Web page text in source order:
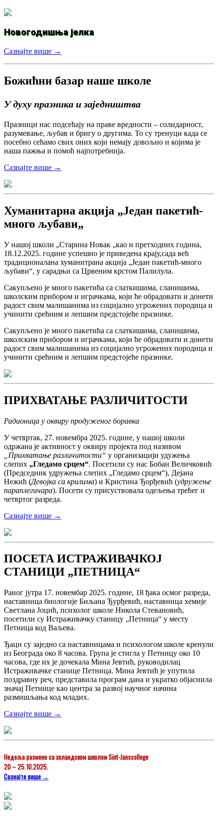
Новогодишња јелка
Сазнајте више →
Божићни базар наше школе
У духу празника и заједништва
Празници нас подсећају на праве вредности – солидарност,
разумевање, љубав и бригу о другима. То су тренуци када се
посебно сећамо свих оних који немају довољно и којима је
наша пажња и помоћ најпотребнија.
Сазнајте више →
Хуманитарна акција „Један пакетић-
много љубави„
У нашој школи „Старина Новак „као и претходних година,
18.12.2025. године успешно је приведена крају,сада већ
традиционалана хуманитрана акција „Један пакетић-много
љубави“, у сарадњи са Црвеним крстом Палилула.
Сакупљено је много пакетића са слаткишима, сланишима,
школским прибором и играчкама, који ће обрадовати и донети
радост свим малишанима из социјално угрожених породица и
учинити срећним и лепшим предстојеће празнике.
Сакупљено је много пакетића са слаткишима, сланишима,
школским прибором и играчкама, који ће обрадовати и донети
радост свим малишанима из социјално угрожених породица и
учинити срећним и лепшим предстојеће празнике.
ПРИХВАТАЊЕ РАЗЛИЧИТОСТИ
Радионица у оквиру продуженог боравка
У четвртак, 27. новембра 2025. године, у нашој школи
одржана је активност у оквиру пројекта под називом
„Прихватање различитости“ у организацији удужења
слепих „Гледамо срцем“. Посетили су нас Бобан Величковић
(Председник удружења слепих „Гледамо срцем“), Дејана
Нежић (Девојка са крилима) и Кристина Ђорђевић (удружење
параплегичара). Посети су присуствовала одељења трећег и
четвртог разреда.
Сазнајте више →
ПОСЕТА ИСТРАЖИВАЧКОЈ
СТАНИЦИ „ПЕТНИЦА“
Раног јутра 17. новембар 2025. године, 18 ђака осмог разреда,
наставница биологије Биљана Ђурђевић, наставница хемије
Светлана Јоцић, психолог школе Никола Стевановић,
посетили су Истраживачку станицу „Петница“ у месту
Петница код Ваљева.
Ђаци су заједно са наставницама и психологом школе кренули
из Београда око 8 часова. Група је стигла у Петницу око 10
часова, где их је дочекала Мина Јевтић, руководилац
Истраживачке станице Петница. Мина Јевтић је упутила
поздравну реч, представила програм дана и укратко објаснила
значај Петнице као центра за развој научног начина
размишљања код младих.
Сазнајте више →
Недеља размене са холандском школом Sint-Janscollege
20 – 25.10.2025.
Сазнајте више →